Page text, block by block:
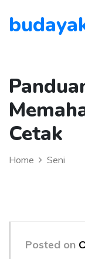
Cetak
Home Seni
Posted on